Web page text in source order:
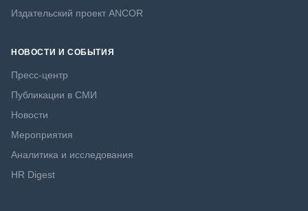
Издательский проект ANCOR
НОВОСТИ И СОБЫТИЯ
Пресс-центр
Публикации в СМИ
Новости
Мероприятия
Аналитика и исследования
HR Digest